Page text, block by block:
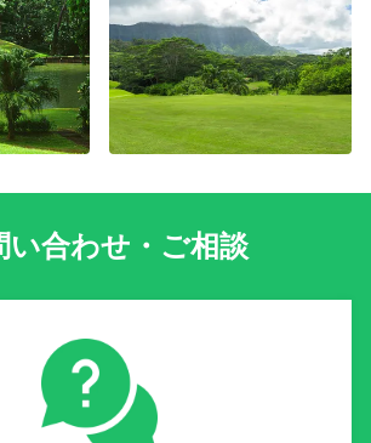
い合わせ・ご相談